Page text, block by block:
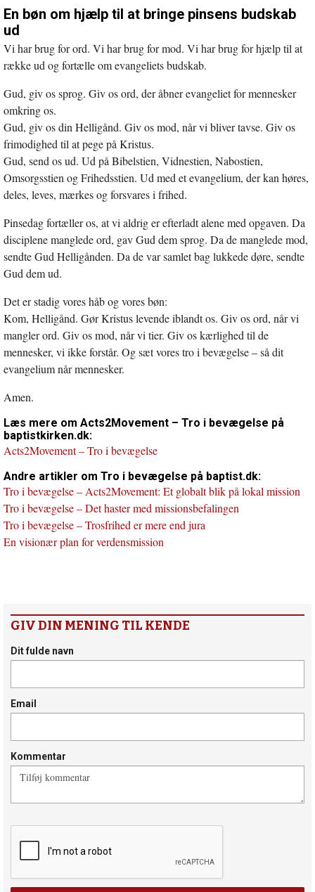
En bøn om hjælp til at bringe pinsens budskab
ud
Vi har brug for ord. Vi har brug for mod. Vi har brug for hjælp til at
række ud og fortælle om evangeliets budskab.
Gud, giv os sprog. Giv os ord, der åbner evangeliet for mennesker
omkring os.
Gud, giv os din Helligånd. Giv os mod, når vi bliver tavse. Giv os
frimodighed til at pege på Kristus.
Gud, send os ud. Ud på Bibelstien, Vidnestien, Nabostien,
Omsorgsstien og Frihedsstien. Ud med et evangelium, der kan høres,
deles, leves, mærkes og forsvares i frihed.
Pinsedag fortæller os, at vi aldrig er efterladt alene med opgaven. Da
disciplene manglede ord, gav Gud dem sprog. Da de manglede mod,
sendte Gud Helligånden. Da de var samlet bag lukkede døre, sendte
Gud dem ud.
Det er stadig vores håb og vores bøn:
Kom, Helligånd. Gør Kristus levende iblandt os. Giv os ord, når vi
mangler ord. Giv os mod, når vi tier. Giv os kærlighed til de
mennesker, vi ikke forstår. Og sæt vores tro i bevægelse – så dit
evangelium når mennesker.
Amen.
Læs mere om Acts2Movement – Tro i bevægelse på
baptistkirken.dk:
Acts2Movement – Tro i bevægelse
Andre artikler om Tro i bevægelse på baptist.dk:
Tro i bevægelse – Acts2Movement: Et globalt blik på lokal mission
Tro i bevægelse – Det haster med missionsbefalingen
Tro i bevægelse – Trosfrihed er mere end jura
En visionær plan for verdensmission
GIV DIN MENING TIL KENDE
Dit fulde navn
Email
Kommentar